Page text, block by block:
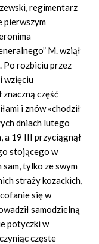
regimentarz
pierwszym
M. wziął
Po rozbiciu przez
wzięciu
część
i znów «chodził
dniach lutego
a 19 III przyciągnął
stojącego w
tylko ze swym
straży kozackich,
się w
samodzielną
potyczki w
częste